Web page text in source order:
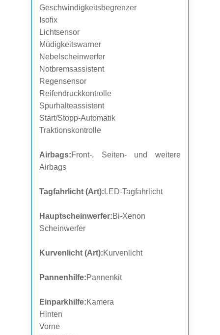
Geschwindigkeitsbegrenzer
Isofix
Lichtsensor
Müdigkeitswarner
Nebelscheinwerfer
Notbremsassistent
Regensensor
Reifendruckkontrolle
Spurhalteassistent
Start/Stopp-Automatik
Traktionskontrolle
Airbags:Front-, Seiten- und weitere
Airbags
Tagfahrlicht (Art): LED-Tagfahrlicht
Hauptscheinwerfer:Bi-Xenon
Scheinwerfer
Kurvenlicht (Art):Kurvenlicht
Pannenhilfe:Pannenkit
Einparkhilfe:Kamera
Hinten
Vorne